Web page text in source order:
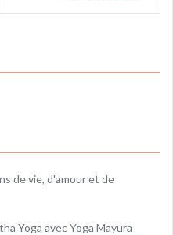
de vie, d'amour et de
Yoga avec Yoga Mayura